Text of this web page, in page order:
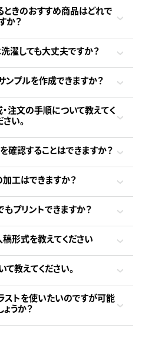
きのおすすめ商品はどれで
か？
濯しても大丈夫ですか？
ンプルを作成できますか？
注文の手順について教えてく
さい。
確認することはできますか？
工はできますか？
プリントできますか？
形式を教えてください
教えてください。
ストを使いたいのですが可能
ょうか？